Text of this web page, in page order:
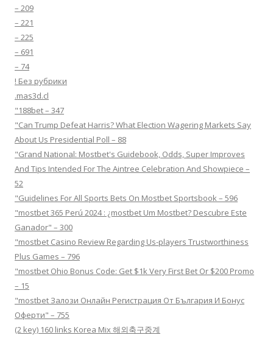
– 209
– 221
– 225
– 691
– 74
! Без рубрики
.mas3d.cl
"188bet – 347
"Can Trump Defeat Harris? What Election Wagering Markets Say
About Us Presidential Poll – 88
"Grand National: Mostbet's Guidebook, Odds, Super Improves
And Tips Intended For The Aintree Celebration And Showpiece –
52
"Guidelines For All Sports Bets On Mostbet Sportsbook – 596
"mostbet 365 Perú 2024 ️: ¿mostbet Um Mostbet? Descubre Este
Ganador" – 300
"mostbet Casino Review Regarding Us-players Trustworthiness
Plus Games – 796
"mostbet Ohio Bonus Code: Get $1k Very First Bet Or $200 Promo
– 15
"mostbet Залози Онлайн Регистрация От България И Бонус
Оферти" – 755
(2 key) 160 links Korea Mix 해외축구중계